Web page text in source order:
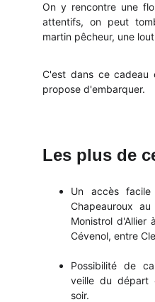
On y rencontre une
attentifs, on peut
martin pêcheur, une
C'est dans ce
propose d'embarquer.
Un accès
Chapeauroux
Monistrol d'Allier
Cévenol, entre
Possibilité de
veille du départ
soir.
Les plus de